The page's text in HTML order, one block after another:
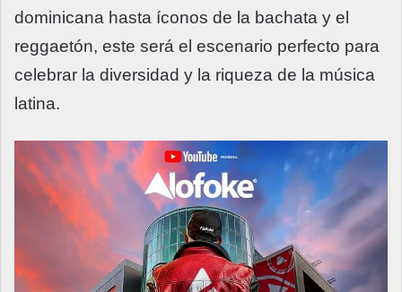
dominicana hasta íconos de la bachata y el
reggaetón, este será el escenario perfecto para
celebrar la diversidad y la riqueza de la música
latina.